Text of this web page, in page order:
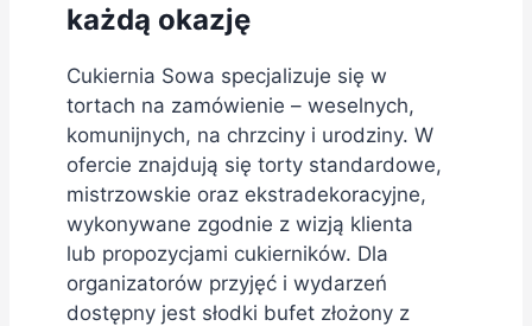
każdą okazję
Cukiernia Sowa specjalizuje się w
tortach na zamówienie – weselnych,
komunijnych, na chrzciny i urodziny. W
ofercie znajdują się torty standardowe,
mistrzowskie oraz ekstradekoracyjne,
wykonywane zgodnie z wizją klienta
lub propozycjami cukierników. Dla
organizatorów przyjęć i wydarzeń
dostępny jest słodki bufet złożony z